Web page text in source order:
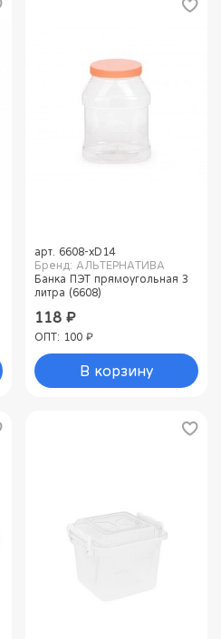
арт.
6608-xD14
Бренд: АЛЬТЕРНАТИВА
Банка ПЭТ прямоугольная 3
литра (6608)
118 ₽
ОПТ: 100 ₽
В корзину